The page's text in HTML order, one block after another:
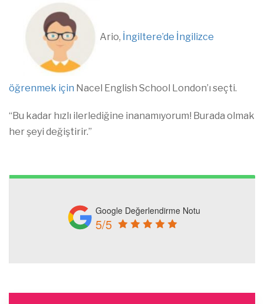
Ario, İngiltere’de İngilizce
öğrenmek için Nacel English School London’ı seçti.
“Bu kadar hızlı ilerlediğine inanamıyorum! Burada olmak
her şeyi değiştirir.”
Google Değerlendirme Notu
5/5